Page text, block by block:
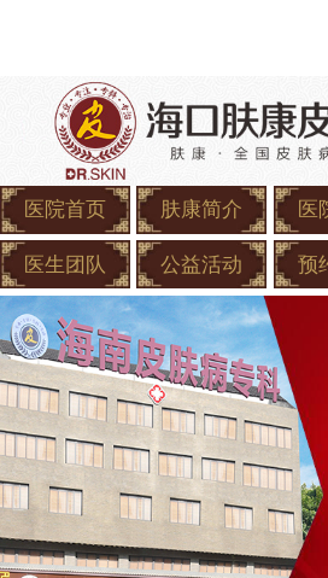
医院首页 肤康简介 医
医生团队 公益活动 预